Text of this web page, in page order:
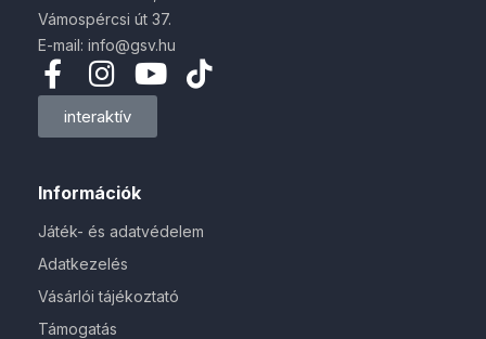
Információk
Játék- és adatvédelem
Adatkezelés
Vásárlói tájékoztató
Támogatás
Vámospércsi út 37.
E-mail: info@gsv.hu
interaktív